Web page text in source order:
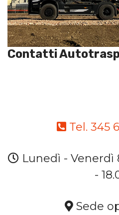
Contatti
Tel. 345
Lunedì - Venerdì
-
Sede